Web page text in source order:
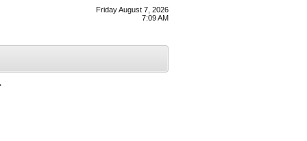
Friday August 7, 2026
7:09 AM